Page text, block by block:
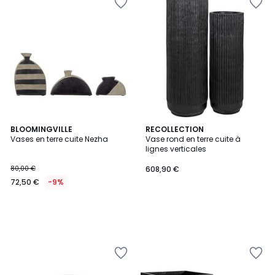
BLOOMINGVILLE
Vases en terre cuite Nezha
80,00 €
72,50 € -9%
RECOLLECTION
Vase rond en terre cuite à
lignes verticales
608,90 €